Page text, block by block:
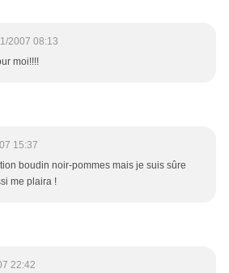
2007 08:13
moi!!!!
15:37
boudin noir-pommes mais je suis sûre
me plaira !
22:42